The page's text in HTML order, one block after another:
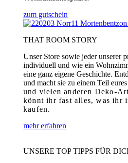
zum gutschein
THAT ROOM STORY
Unser Store sowie jeder unserer
individuell und wie ein
eine ganz eigene Geschichte.
und macht sie zu einem Teil
und vielen anderen Deko-
könnt ihr fast alles, was ihr
kaufen.
mehr erfahren
UNSERE TOP TIPPS FÜR